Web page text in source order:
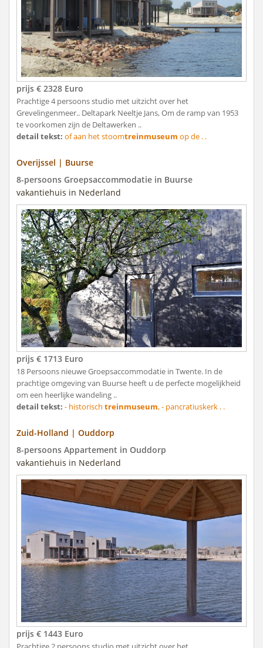
prijs € 2328 Euro
Prachtige 4 persoons studio met uitzicht over het
Grevelingenmeer.. Deltapark Neeltje Jans, Om de ramp van 1953
te voorkomen zijn de Deltawerken ..
detail tekst: of aan het stoomtreinmuseum op de . .
Overijssel | Buurse
8-persoons Groepsaccommodatie in Buurse
vakantiehuis in Nederland
prijs € 1713 Euro
18 Persoons nieuwe Groepsaccommodatie in Twente. In de
prachtige omgeving van Buurse heeft u de perfecte mogelijkheid
om een heerlijke wandeling ..
detail tekst: - historisch treinmuseum, - pancratiuskerk . .
Zuid-Holland | Ouddorp
8-persoons Appartement in Ouddorp
vakantiehuis in Nederland
prijs € 1443 Euro